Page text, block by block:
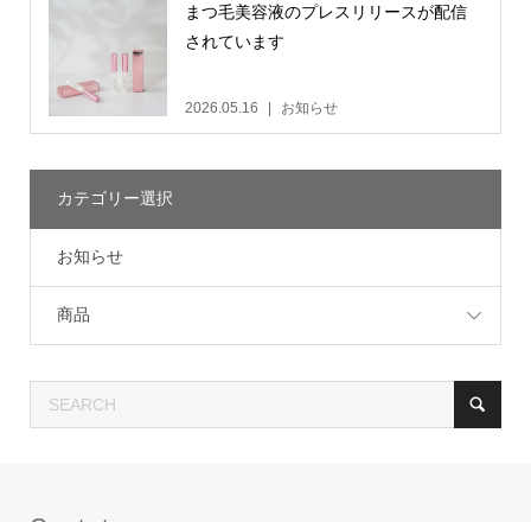
まつ毛美容液のプレスリリースが配信
されています
2026.05.16 お知らせ
カテゴリー選択
お知らせ
商品